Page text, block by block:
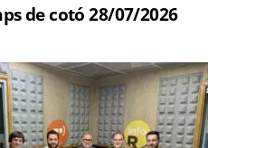
de cotó 28/07/2026